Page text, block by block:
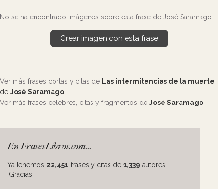
No se ha encontrado imágenes sobre esta frase de José Saramago.
Crear imagen con esta frase
Ver más frases cortas y citas de Las intermitencias de la muerte
de José Saramago
Ver más frases célebres, citas y fragmentos de José Saramago
En FrasesLibros.com...
Ya tenemos 22,451 frases y citas de 1,339 autores.
¡Gracias!